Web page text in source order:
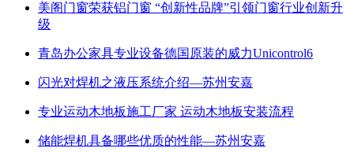
美阁门窗荣获铝门窗 “创新性品牌”引领门窗行业创新升
级
青岛办公家具专业设备德国原装的威力Unicontrol6
闪光对焊机之液压系统介绍—苏州安嘉
专业运动木地板施工厂家 运动木地板安装流程
储能焊机具备哪些优质的性能—苏州安嘉